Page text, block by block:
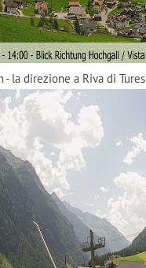
- la direzione a Riva di Tures